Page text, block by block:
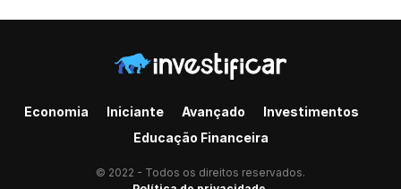
Economia Iniciante Avançado
Investimentos
Educação Financeira
© 2022 - Todos os direitos reservados.